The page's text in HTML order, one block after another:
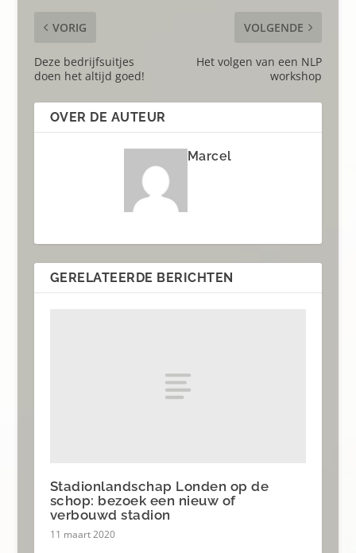
VORIG
Deze bedrijfsuitjes
doen het altijd goed!
VOLGENDE
Het volgen van een NLP
workshop
OVER DE AUTEUR
Marcel
GERELATEERDE BERICHTEN
Stadionlandschap Londen op de
schop: bezoek een nieuw of
verbouwd stadion
11 maart 2020